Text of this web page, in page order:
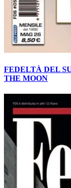
FEDELTÀ DEL
THE MOON